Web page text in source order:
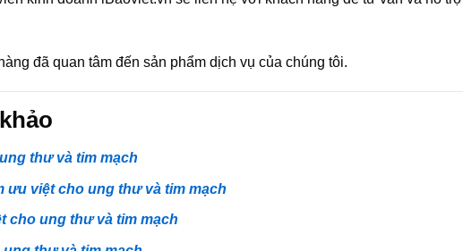
đã quan tâm đến sản phẩm dịch vụ của chúng tôi.
thư và tim mạch
ưu việt cho ung thư và tim mạch
cho ung thư và tim mạch